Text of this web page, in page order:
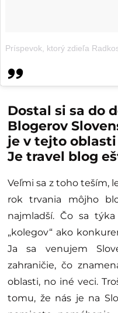
Príspevok, ktorý zdieľa
Dostal si sa do
Blogerov
je v tejto
Je travel blog
Veľmi sa z toho teším,
rok trvania môjho
najmladší. Čo sa
„kolegov“ ako
Ja sa venujem
zahraničie, čo
oblasti, no iné veci.
tomu, že nás je na